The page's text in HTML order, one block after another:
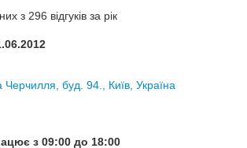
з 296 відгуків за рік
Черчилля, буд. 94., Київ, Україна
з 09:00 до 18:00